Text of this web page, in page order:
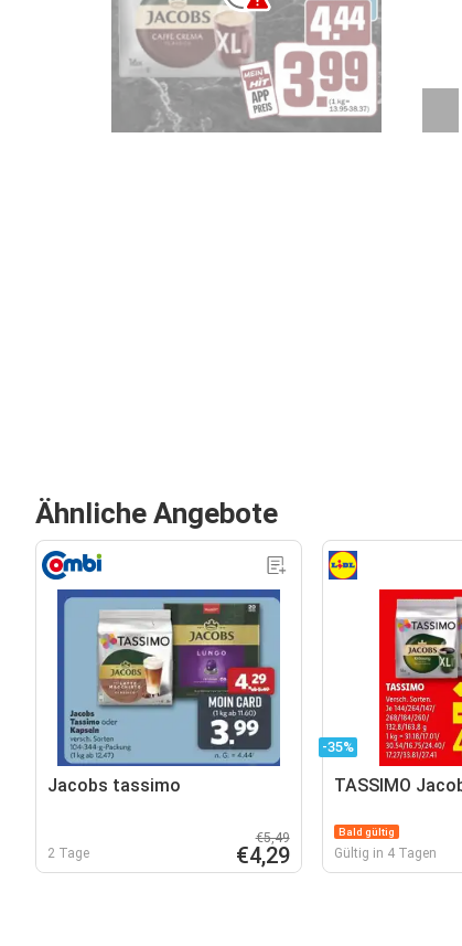
Ähnliche Angebote
Jacobs tassimo
2 Tage
€5,49
€4,29
-35%
TASSIMO
Bald gültig
Gültig in 4 Tagen